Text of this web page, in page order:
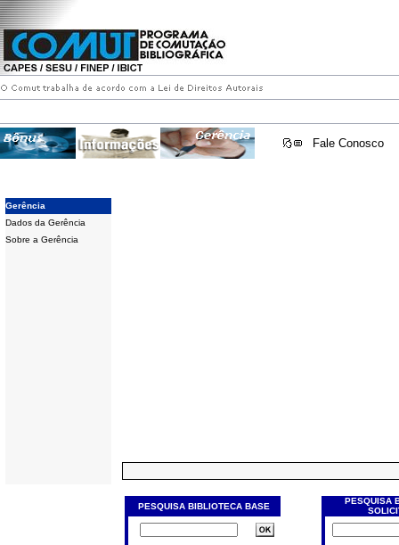
Fale Conosco
Gerência
Dados da Gerência
Sobre a Gerência
PESQUISA BIBLIOTECA BASE
PESQUISA